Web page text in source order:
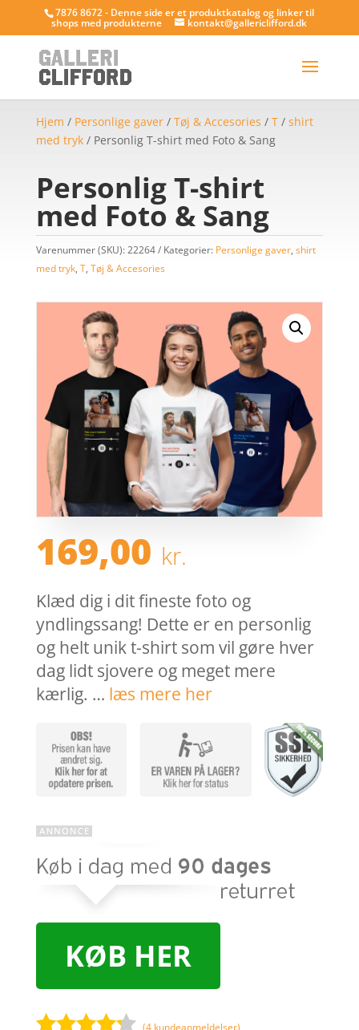
7876 8672 - Denne side er et produktkatalog og linker til
shops med produkterne kontakt@gallericlifford.dk
Hjem / Personlige gaver/ Tøj & Accesories / T/ shirt
med tryk/ Personlig T-shirt med Foto & Sang
Personlig T-shirt
med Foto & Sang
Varenummer (SKU):22264 Kategorier: Personlige gaver, shirt
med tryk, T, Tøj & Accesories
169,00 kr.
Klæd dig i dit fineste foto og
yndlingssang! Dette er en personlig
og helt unik t-shirt som vil gøre hver
dag lidt sjovere og meget mere
kærlig. … læs mere her
KØB HER
(4 kundeanmeldelser)